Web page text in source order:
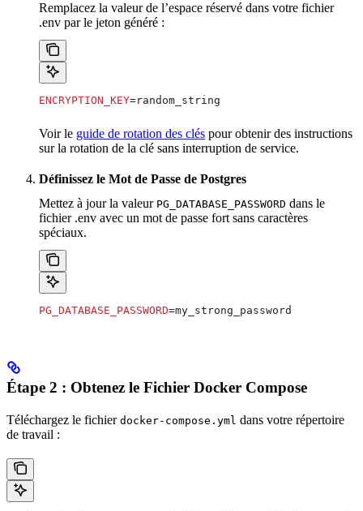
Remplacez la valeur de l’espace réservé dans votre fichier
.env par le jeton généré :
ENCRYPTION_KEY=random_string
Voir le guide de rotation des clés pour obtenir des instructions
sur la rotation de la clé sans interruption de service.
Définissez le Mot de Passe de Postgres
Mettez à jour la valeur PG_DATABASE_PASSWORD dans le
fichier .env avec un mot de passe fort sans caractères
spéciaux.
PG_DATABASE_PASSWORD=my_strong_password
Étape 2 : Obtenez le Fichier Docker Compose
Téléchargez le fichier docker-compose.yml dans votre répertoire
de travail :